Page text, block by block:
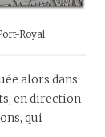
Royal.
alors dans
en direction
qui